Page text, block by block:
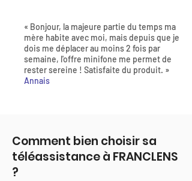
« Bonjour, la majeure partie du temps ma
mère habite avec moi, mais depuis que je
dois me déplacer au moins 2 fois par
semaine, l'offre minifone me permet de
rester sereine ! Satisfaite du produit. »
Annais
Comment bien choisir sa
téléassistance à FRANCLENS
?